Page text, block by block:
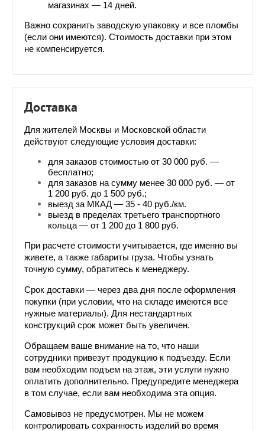
магазинах — 14 дней.
Важно сохранить заводскую упаковку и все пломбы
(если они имеются). Стоимость доставки при этом
не компенсируется.
Доставка
Для жителей Москвы и Московской области
действуют следующие условия доставки:
для заказов стоимостью от 30 000 руб. —
бесплатно;
для заказов на сумму менее 30 000 руб. — от
1 200 руб. до 1 500 руб.;
выезд за МКАД — 35 - 40 руб./км.
выезд в пределах третьего транспортного
кольца — от 1 200 до 1 800 руб.
При расчете стоимости учитывается, где именно вы
живете, а также габариты груза. Чтобы узнать
точную сумму, обратитесь к менеджеру.
Срок доставки — через два дня после оформления
покупки (при условии, что на складе имеются все
нужные материалы). Для нестандартных
конструкций срок может быть увеличен.
Обращаем ваше внимание на то, что наши
сотрудники привезут продукцию к подъезду. Если
вам необходим подъем на этаж, эти услуги нужно
оплатить дополнительно. Предупредите менеджера
в том случае, если вам необходима эта опция.
Самовывоз не предусмотрен. Мы не можем
контролировать сохранность изделий во время